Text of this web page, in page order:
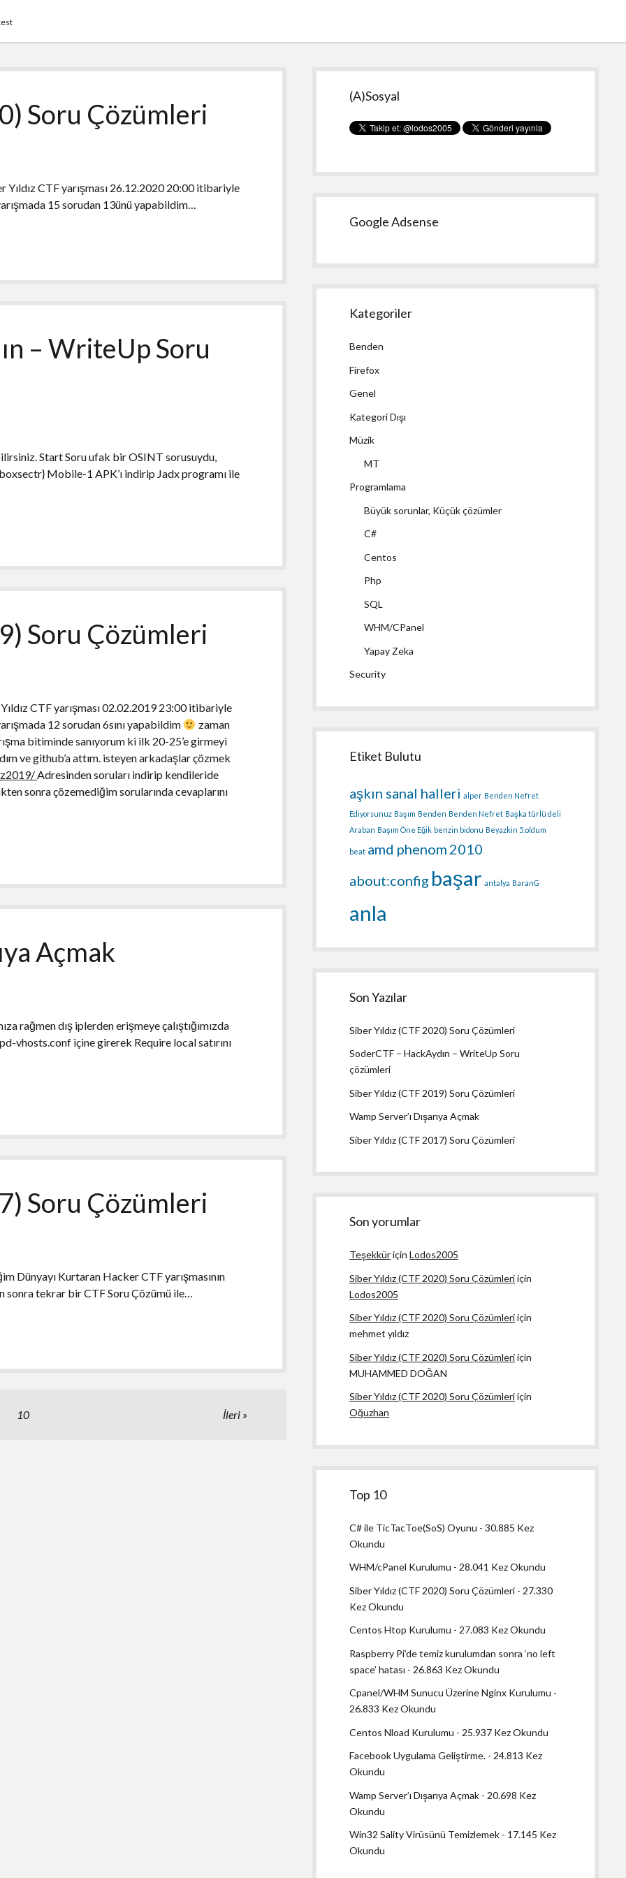
Soru Çözümleri
Yıldız CTF yarışması 26.12.2020 20:00 itibariyle
15 sorudan 13ünü yapabildim…
– WriteUp Soru
Start Soru ufak bir OSINT sorusuydu,
Mobile-1 APK’ı indirip Jadx programı ile
Soru Çözümleri
CTF yarışması 02.02.2019 23:00 itibariyle
12 sorudan 6sını yapabildim
zaman
bitiminde sanıyorum ki ilk 20-25’e girmeyi
ve github’a attım. isteyen arkadaşlar çözmek
Adresinden soruları indirip kendileride
sonra çözemediğim sorularında cevaplarını
Açmak
rağmen dış iplerden erişmeye çalıştığımızda
vhosts.conf içine girerek Require local satırını
Soru Çözümleri
Dünyayı Kurtaran Hacker CTF yarışmasının
sonra tekrar bir CTF Soru Çözümü ile…
10 İleri
Yan
Menü
(A)Sosyal
Google Adsense
Kategoriler
Benden
Firefox
Genel
Kategori Dışı
Müzik
MT
Programlama
Büyük sorunlar, Küçük çözümler
C#
Centos
Php
SQL
WHM/CPanel
Yapay Zeka
Security
Etiket Bulutu
aşkın sanal halleri alper Benden Nefret
Ediyorsunuz Başım Benden Benden Nefret Başka türlü deli
Araban Başım Öne Eğik benzin bidonu Beyazkin 5.oldum
beat amd phenom 2010
about:config başar antalya BaranG
anla
Son Yazılar
Siber Yıldız (CTF 2020) Soru Çözümleri
SoderCTF – HackAydın – WriteUp Soru
çözümleri
Siber Yıldız (CTF 2019) Soru Çözümleri
Wamp Server’ı Dışarıya Açmak
Siber Yıldız (CTF 2017) Soru Çözümleri
Son yorumlar
TeşekküriçinLodos2005
Siber Yıldız (CTF 2020) Soru Çözümleriiçin
Lodos2005
Siber Yıldız (CTF 2020) Soru Çözümleriiçin
mehmet yıldız
Siber Yıldız (CTF 2020) Soru Çözümleriiçin
MUHAMMED DOĞAN
Siber Yıldız (CTF 2020) Soru Çözümleriiçin
Oğuzhan
Top 10
C# ile TicTacToe(SoS) Oyunu - 30.885 Kez
Okundu
WHM/cPanel Kurulumu - 28.041 Kez Okundu
Siber Yıldız (CTF 2020) Soru Çözümleri - 27.330
Kez Okundu
Centos Htop Kurulumu - 27.083 Kez Okundu
Raspberry Pi’de temiz kurulumdan sonra ‘no left
space’ hatası - 26.863 Kez Okundu
Cpanel/WHM Sunucu Üzerine Nginx Kurulumu -
26.833 Kez Okundu
Centos Nload Kurulumu - 25.937 Kez Okundu
Facebook Uygulama Geliştirme. - 24.813 Kez
Okundu
Wamp Server’ı Dışarıya Açmak - 20.698 Kez
Okundu
Win32 Sality Virüsünü Temizlemek - 17.145 Kez
Okundu